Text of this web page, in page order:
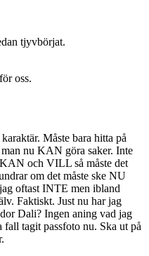
tjyvbörjat.
oss.
Måste bara hitta på
nu KAN göra saker. Inte
och VILL så måste det
om det måste ske NU
oftast INTE men ibland
Faktiskt. Just nu har jag
Dali? Ingen aning vad jag
tagit passfoto nu. Ska ut på